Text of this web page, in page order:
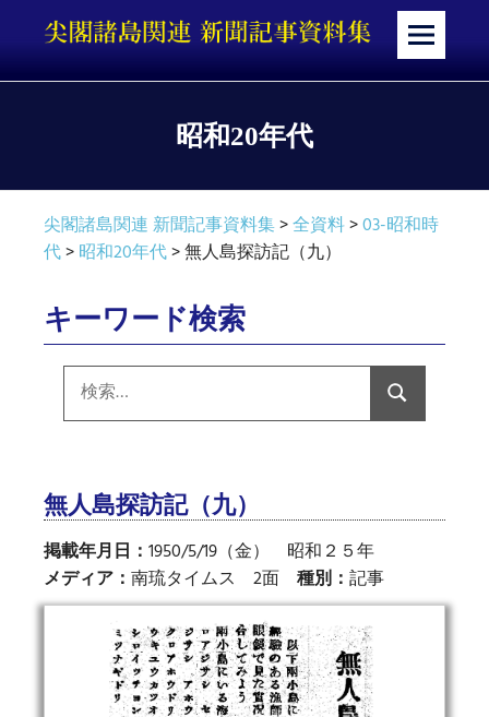
テ
メ
昭和20年代
尖閣諸島関連 新聞記事資料集>全資料>03-昭和時
代>昭和20年代>無人島探訪記（九）
キーワード検索
索:
検
索
無人島探訪記（九）
掲載年月日： 1950/5/19（金） 昭和２５年
メディア： 南琉タイムス 2面 種別： 記事